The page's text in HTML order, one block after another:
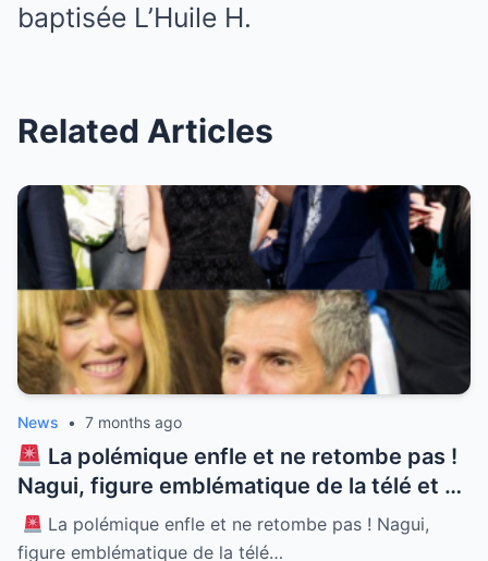
baptisée L’Huile H.
Related Articles
News • 7 months ago
La polémique enfle et ne retombe pas !
Nagui, figure emblématique de la télé et né
à Alexandrie, se retrouve au cœur d’une
tempête médiatique sans précédent.
La polémique enfle et ne retombe pas ! Nagui,
figure emblématique de la télé…